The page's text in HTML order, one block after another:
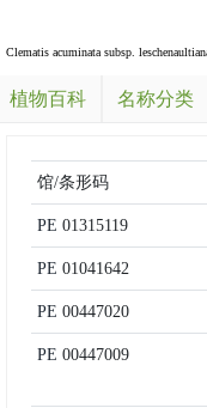
Clematis acuminata subsp.
植物百科 名称分类
馆/条形码
PE 01315119
PE 01041642
PE 00447020
PE 00447009